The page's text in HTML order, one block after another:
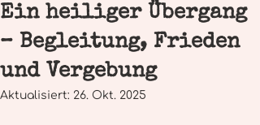
Ein heiliger Übergang
– Begleitung, Frieden
und Vergebung
Aktualisiert: 26. Okt. 2025